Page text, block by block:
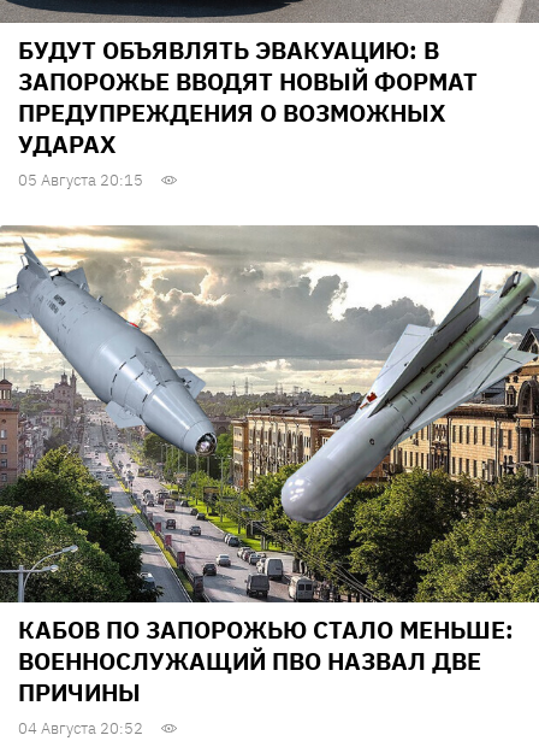
БУДУТ ОБЪЯВЛЯТЬ ЭВАКУАЦИЮ: В
ЗАПОРОЖЬЕ ВВОДЯТ НОВЫЙ ФОРМАТ
ПРЕДУПРЕЖДЕНИЯ О ВОЗМОЖНЫХ
УДАРАХ
05 Августа 20:15
КАБОВ ПО ЗАПОРОЖЬЮ СТАЛО МЕНЬШЕ:
ВОЕННОСЛУЖАЩИЙ ПВО НАЗВАЛ ДВЕ
ПРИЧИНЫ
04 Августа 20:52